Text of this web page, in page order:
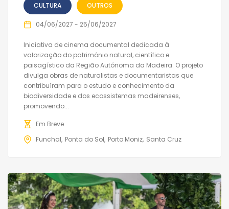
CULTURA OUTROS
04/06/2027 - 25/06/2027
Iniciativa de cinema documental dedicada à
valorização do património natural, científico e
paisagístico da Região Autónoma da Madeira. O projeto
divulga obras de naturalistas e documentaristas que
contribuíram para o estudo e conhecimento da
biodiversidade e dos ecossistemas madeirenses,
promovendo...
Em Breve
Funchal Ponta do Sol Porto Moniz Santa Cruz